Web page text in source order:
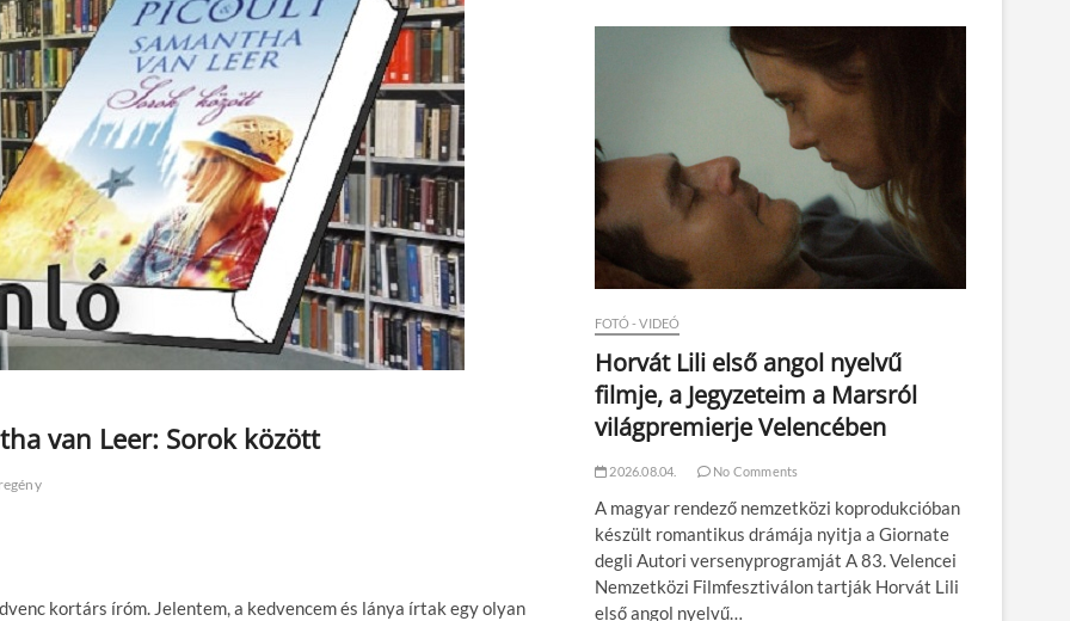
van Leer: Sorok között
regény
kortárs íróm. Jelentem, a kedvencem és lánya írtak egy olyan
FOTÓ - VIDEÓ
Horvát Lili első angol nyelvű
filmje, a Jegyzeteim a Marsról
világpremierje Velencében
2026.08.04. No Comments
A magyar rendező nemzetközi koprodukcióban
készült romantikus drámája nyitja a Giornate
degli Autori versenyprogramját A 83. Velencei
Nemzetközi Filmfesztiválon tartják Horvát Lili
első angol nyelvű…